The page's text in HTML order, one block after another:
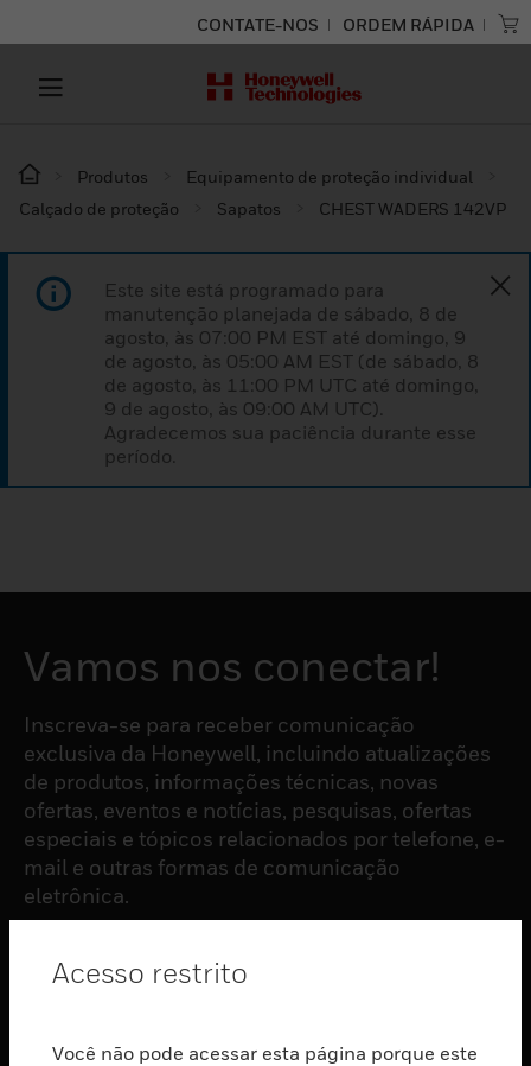
CONTATE-NOS ORDEM RÁPIDA
Produtos
Equipamento de proteção individual
Calçado de proteção
Sapatos CHEST WADERS 142VP
Este site está programado para
manutenção planejada de sábado, 8 de
agosto, às 07:00 PM EST até domingo, 9
de agosto, às 05:00 AM EST (de sábado, 8
de agosto, às 11:00 PM UTC até domingo,
9 de agosto, às 09:00 AM UTC).
Agradecemos sua paciência durante esse
período.
Vamos nos conectar!
Inscreva-se para receber comunicação
exclusiva da Honeywell, incluindo atualizações
de produtos, informações técnicas, novas
ofertas, eventos e notícias, pesquisas, ofertas
especiais e tópicos relacionados por telefone, e-
mail e outras formas de comunicação
eletrônica.
ASSINAR
PRODUTOS
Acesso restrito
Você não pode acessar esta página porque este